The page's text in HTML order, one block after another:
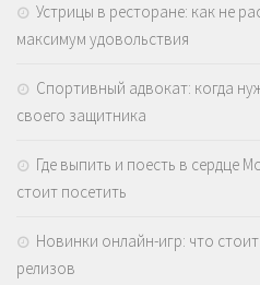
Устрицы в ресторане: как не
максимум удовольствия
Спортивный адвокат: когда
своего защитника
Где выпить и поесть в сердце
стоит посетить
Новинки онлайн-игр: что
релизов